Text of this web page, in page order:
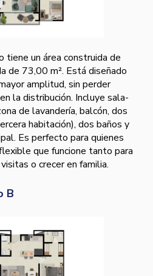
un área construida de
de 73,00 m². Está diseñado
amplitud, sin perder
la distribución. Incluye sala-
de lavandería, balcón, dos
habitación), dos baños y
Es perfecto para quienes
que funcione tanto para
o crecer en familia.
B